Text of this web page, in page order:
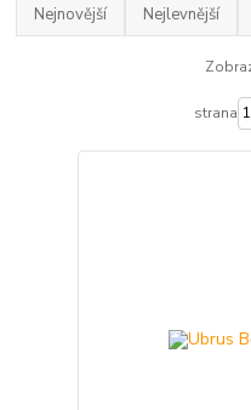
Nejnovější Nejlevnější
strana